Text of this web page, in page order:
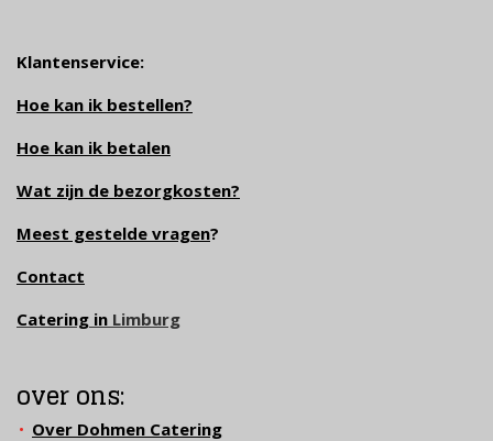
Klantenservice:
Hoe kan ik bestellen?
Hoe kan ik betalen
Wat zijn de bezorgkosten?
Meest gestelde vragen?
Contact
Catering in Limburg
over ons:
Over Dohmen Catering